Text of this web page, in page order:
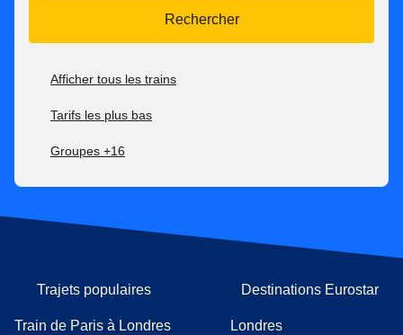
Rechercher
Afficher tous les trains
Tarifs les plus bas
Groupes +16
Trajets populaires
Train de Paris à Londres
Destinations Eurostar
Londres